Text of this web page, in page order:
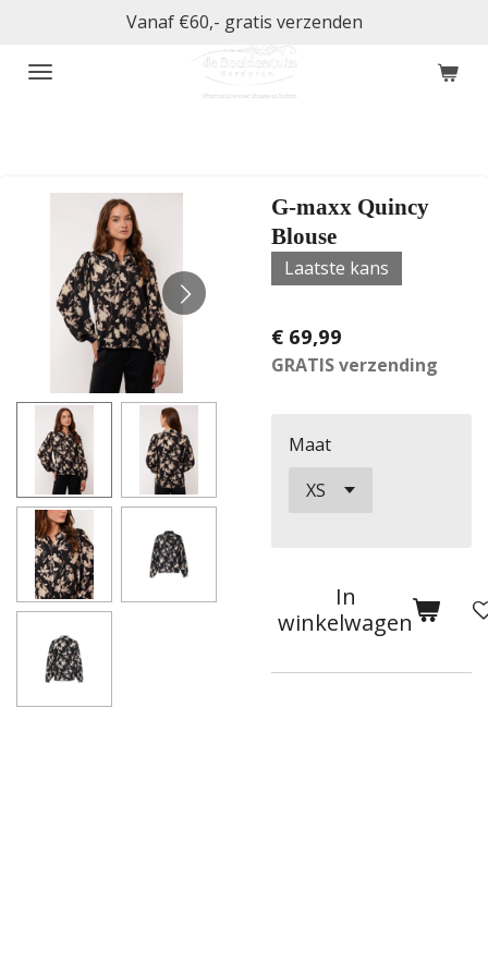
naar
Vanaf €60,- gratis verzenden
G-maxx Quincy
Blouse
Laatste kans
€ 69,99
GRATIS verzending
Maat
In
winkelwagen